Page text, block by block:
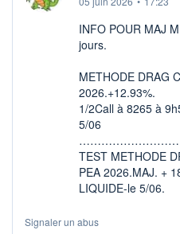
INFO POUR MAJ
jours.
METHODE DRAG
2026.+12.93%.
1/2Call à 8265 à
5/06
TEST METHODE
PEA 2026.MAJ. +
LIQUIDE-le 5/06.
Signaler un abus